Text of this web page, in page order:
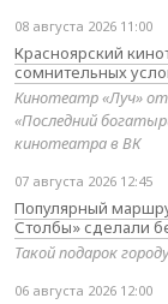
08 августа 2026 11:00
Красноярский
сомнительных
Кинотеатр «Луч»
«Последний
кинотеатра в ВК
07 августа 2026 12:45
Популярный
Столбы» сделали
Такой подарок
06 августа 2026 12:00